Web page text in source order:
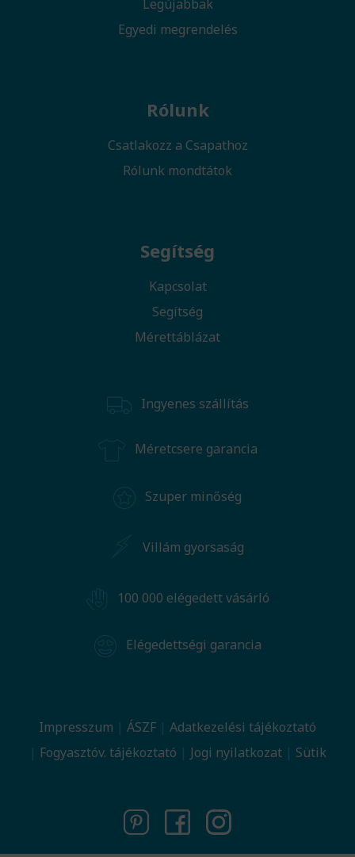
Legújabbak
Egyedi megrendelés
Rólunk
Csatlakozz a Csapathoz
Rólunk mondtátok
Segítség
Kapcsolat
Segítség
Mérettáblázat
Ingyenes szállítás
Méretcsere garancia
Szuper minőség
Villám gyorsaság
100 000 elégedett vásárló
Elégedettségi garancia
Impresszum ÁSZF
Adatkezelési tájékoztató
Fogyasztóv. tájékoztató
Jogi nyilatkozat Sütik